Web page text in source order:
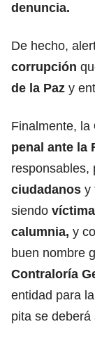
denuncia.
De hecho,
corrupción
de la Paz y
Finalmente, la
penal ante la
responsables,
ciudadanos y
siendo
calumnia, y
buen nombre
Contraloría
entidad para
pita se